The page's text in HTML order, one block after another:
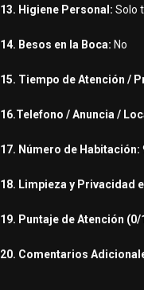
13. Higiene Personal: Solo
14. Besos en la Boca: No
15. Tiempo de Atención /
16.Telefono / Anuncia /
17. Número de Habitación:
18. Limpieza y Privacidad
19. Puntaje de Atención (0/
20. Comentarios